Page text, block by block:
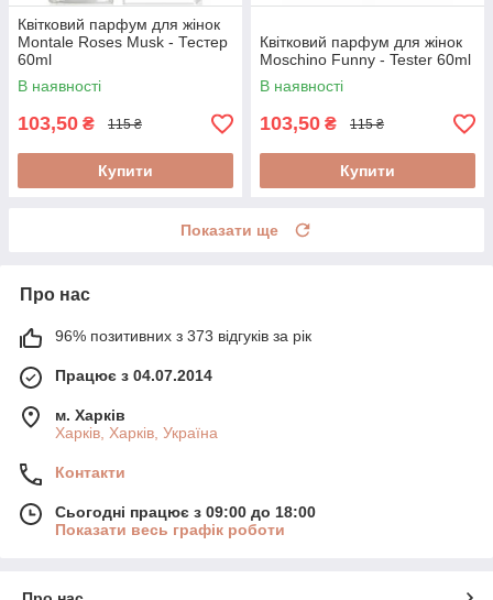
Квітковий парфум для жінок
Montale Roses Musk - Тестер
60ml
В наявності
103,50 ₴ 115 ₴
Купити
Квітковий парфум для жінок
Moschino Funny - Tester 60ml
В наявності
103,50 ₴ 115 ₴
Купити
Показати ще
Про нас
96% позитивних з 373 відгуків за рік
Працює з 04.07.2014
м. Харків
Харків, Харків, Україна
Контакти
Сьогодні працює з 09:00 до 18:00
Показати весь графік роботи